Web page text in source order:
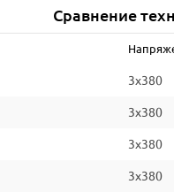
Сравнение
3x380
3x380
3x380
3x380